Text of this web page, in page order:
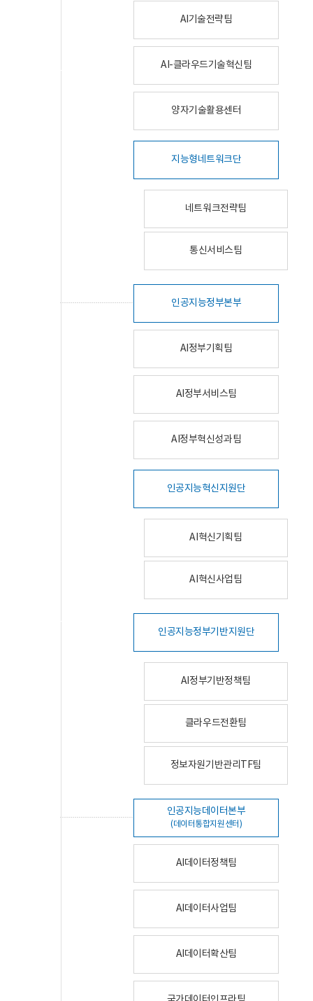
AI기술전략팀
AI-클라우드기술혁신팀
양자기술활용센터
지능형네트워크단
네트워크전략팀
통신서비스팀
인공지능정부본부
AI정부기획팀
AI정부서비스팀
AI정부혁신성과팀
인공지능혁신지원단
AI혁신기획팀
AI혁신사업팀
인공지능정부기반지원단
AI정부기반정책팀
클라우드전환팀
정보자원기반관리TF팀
인공지능데이터본부
(데이터통합지원센터)
AI데이터정책팀
AI데이터사업팀
AI데이터확산팀